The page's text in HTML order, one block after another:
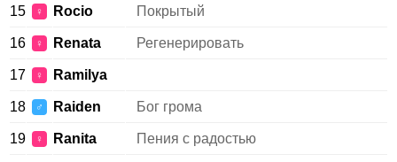
15 ♀ Rocio Покрытый
16 ♀ Renata Регенерировать
17 ♀ Ramilya
18 ♂ Raiden Бог грома
19 ♀ Ranita Пения с радостью